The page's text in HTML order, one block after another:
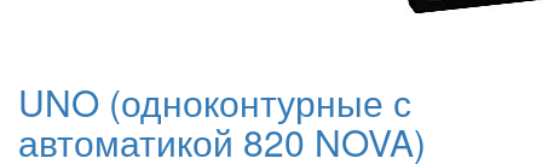
UNO (одноконтурные с
автоматикой 820 NOVA)